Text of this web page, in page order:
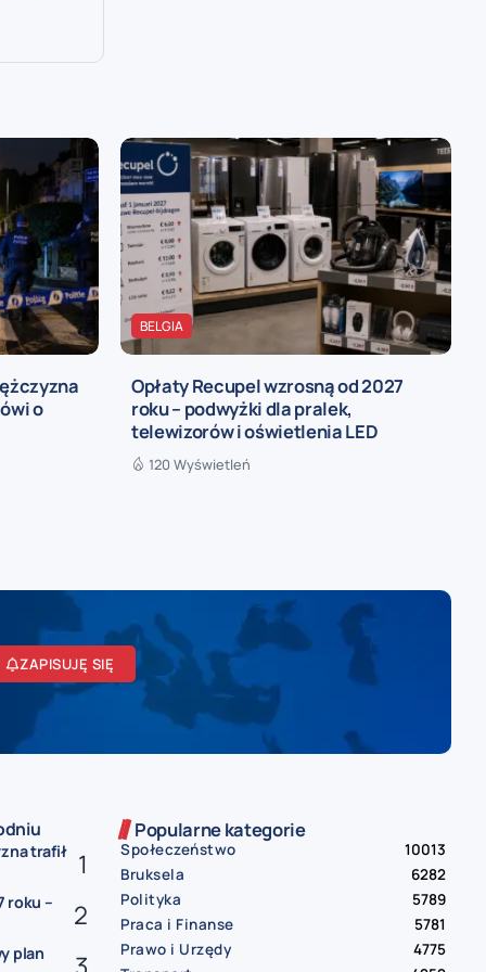
o
BELGIA
Opłaty Recupel wzrosną od 2027
roku – podwyżki dla pralek,
telewizorów i oświetlenia LED
120 Wyświetleń
ZAPISUJĘ SIĘ
trafił
roku –
plan
Popularne kategorie
Społeczeństwo
10013
Bruksela
6282
Polityka
5789
Praca i Finanse
5781
Prawo i Urzędy
4775